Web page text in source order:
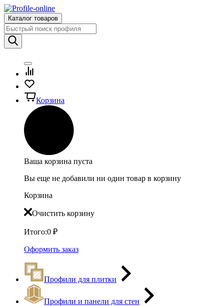
Каталог товаров
Корзина
Ваша корзина пуста
Вы еще не добавили ни один товар в корзину
Корзина
Очистить корзину
Итого:0 ₽
Оформить заказ
Профили для плитки
Профили и панели для стен